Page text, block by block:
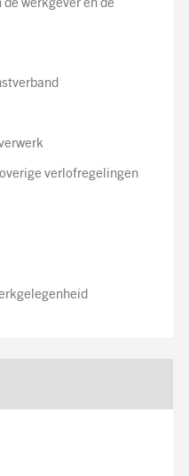
werkgever en de
verlofregelingen